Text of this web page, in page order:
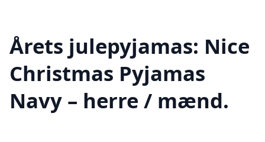
Årets julepyjamas: Nice
Christmas Pyjamas
Navy – herre / mænd.